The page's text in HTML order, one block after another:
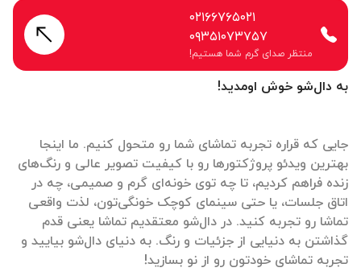
به دال‌شو خوش اومدید!
جایی که قراره تجربه تماشای شما رو متحول کنیم. ما اینجا
بهترین ویدئو پروژکتورها رو با کیفیت تصویر عالی و رنگ‌های
زنده فراهم کردیم، تا چه توی خونه‌ای گرم و صمیمی، چه در
اتاق جلسات، یا حتی سینمای کوچک خونگی‌تون، لذت واقعی
تماشا رو تجربه کنید. در دال‌شو معتقدیم تماشا یعنی قدم
گذاشتن به دنیایی از جزئیات و رنگ. به دنیای دال‌شو بیایید و
تجربه تماشای خودتون رو از نو بسازید!
۰۲۱۶۶۷۶۵۰۲۱
۰۹۳۵۱۰۷۳۷۵۷
منتظر صدای گرم شما هستیم!